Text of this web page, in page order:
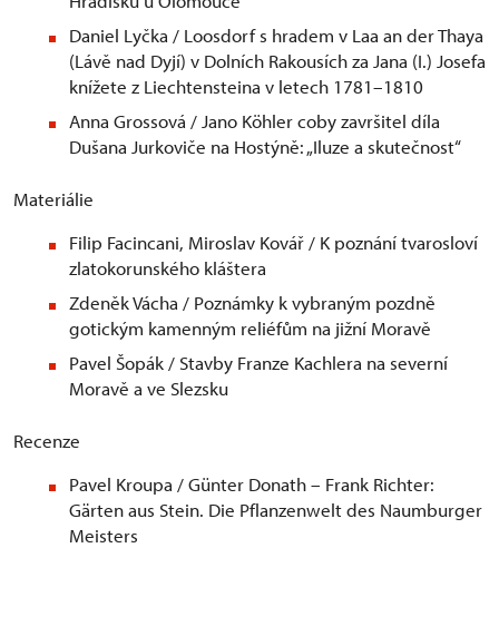
Daniel Lyčka / Loosdorf s hradem v Laa an der Thaya
(Lávě nad Dyjí) v Dolních Rakousích za Jana (I.) Josefa
knížete z Liechtensteina v letech 1781–1810
Anna Grossová / Jano Köhler coby završitel díla
Dušana Jurkoviče na Hostýně: „Iluze a skutečnost“
Materiálie
Filip Facincani, Miroslav Kovář / K poznání tvarosloví
zlatokorunského kláštera
Zdeněk Vácha / Poznámky k vybraným pozdně
gotickým kamenným reliéfům na jižní Moravě
Pavel Šopák / Stavby Franze Kachlera na severní
Moravě a ve Slezsku
Recenze
Pavel Kroupa / Günter Donath – Frank Richter:
Gärten aus Stein. Die Pflanzenwelt des Naumburger
Meisters